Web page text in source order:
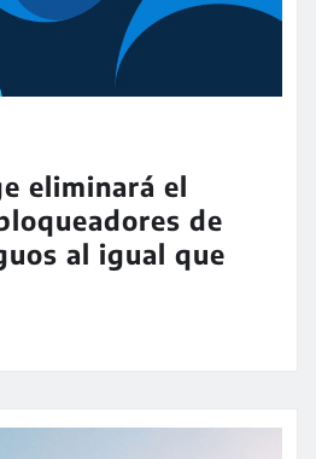
eliminará el
de
al igual que